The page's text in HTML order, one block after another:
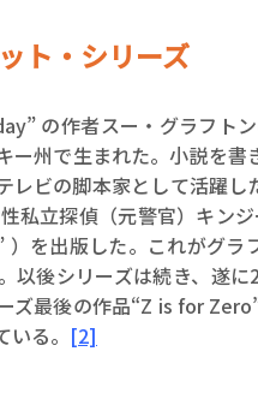
ト・シリーズ
の作者スー・グラフト
ー州で生まれた。小説を
レビの脚本家として活躍
私立探偵（元警官）キン
）を出版した。これがグ
以後シリーズは続き、遂
ズ最後の作品“Z is for
る。 [2]